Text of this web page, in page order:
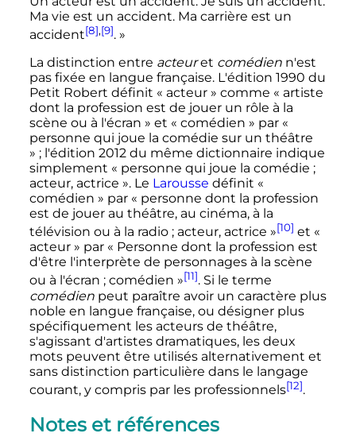
Ma vie est un accident. Ma carrière est un
accident[8],[9]. »
La distinction entre acteuret comédienn'est
pas fixée en langue française. L'édition 1990 du
Petit Robert définit « acteur » comme « artiste
dont la profession est de jouer un rôle à la
scène ou à l'écran » et « comédien » par «
personne qui joue la comédie sur un théâtre
» ; l'édition 2012 du même dictionnaire indique
simplement « personne qui joue la comédie ;
acteur, actrice ». Le Larousse définit «
comédien » par « personne dont la profession
est de jouer au théâtre, au cinéma, à la
télévision ou à la radio ; acteur, actrice »[10] et «
acteur » par « Personne dont la profession est
d'être l'interprète de personnages à la scène
ou à l'écran ; comédien »[11]. Si le terme
comédienpeut paraître avoir un caractère plus
noble en langue française, ou désigner plus
spécifiquement les acteurs de théâtre,
s'agissant d'artistes dramatiques, les deux
mots peuvent être utilisés alternativement et
sans distinction particulière dans le langage
courant, y compris par les professionnels[12].
Notes et références